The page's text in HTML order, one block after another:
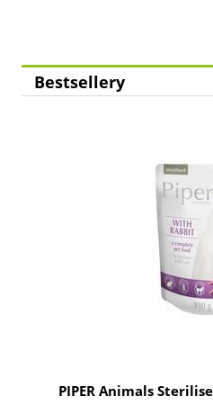
Bestsellery
PIPER Animals